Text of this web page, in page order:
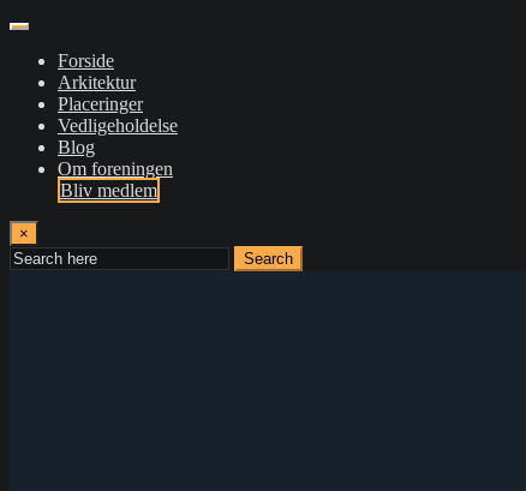
Forside
Arkitektur
Placeringer
Vedligeholdelse
Blog
Om foreningen
Bliv medlem
×
Search